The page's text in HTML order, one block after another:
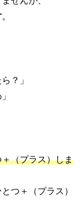
。
？」
（プラス）しま
つ＋（プラス）